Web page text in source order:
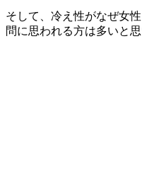
そして、冷え性がなぜ女
問に思われる方は多いと思